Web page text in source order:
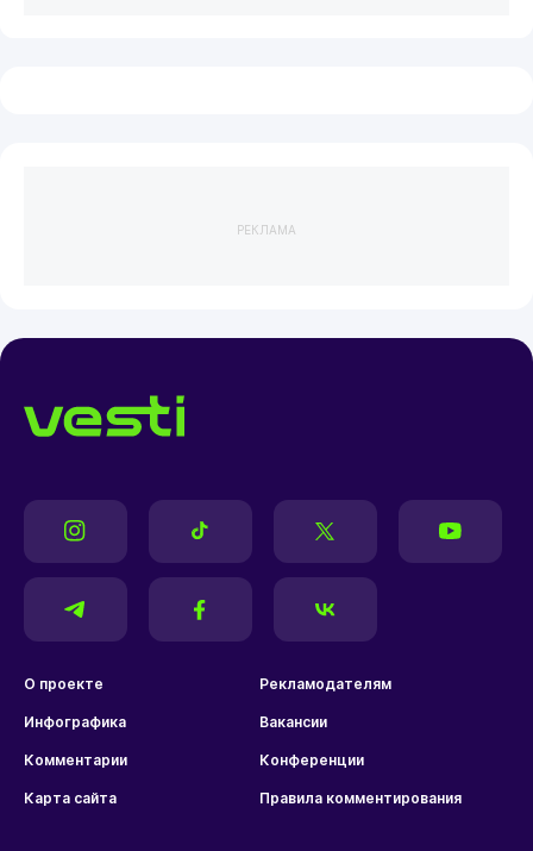
РЕКЛАМА
О проекте Рекламодателям
Инфографика Вакансии
Комментарии Конференции
Карта сайта Правила комментирования